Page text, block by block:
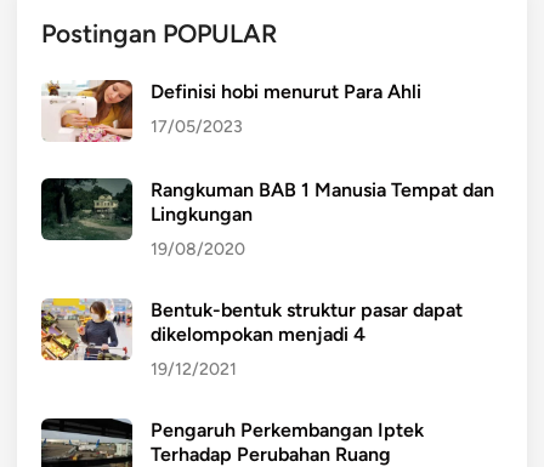
Postingan POPULAR
Definisi hobi menurut Para Ahli
17/05/2023
Rangkuman BAB 1 Manusia Tempat dan
Lingkungan
19/08/2020
Bentuk-bentuk struktur pasar dapat
dikelompokan menjadi 4
19/12/2021
Pengaruh Perkembangan Iptek
Terhadap Perubahan Ruang